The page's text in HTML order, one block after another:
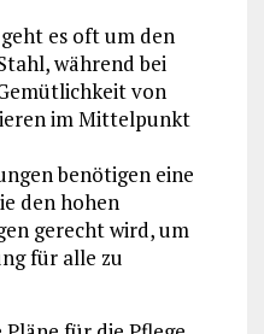
es oft um den
während bei
von
im Mittelpunkt
benötigen eine
den hohen
gerecht wird, um
für alle zu